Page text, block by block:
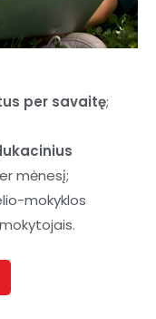
per savaitę;
mėnesį;
mokyklos